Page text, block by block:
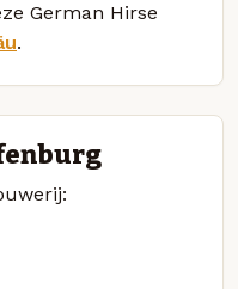
German Hirse
.